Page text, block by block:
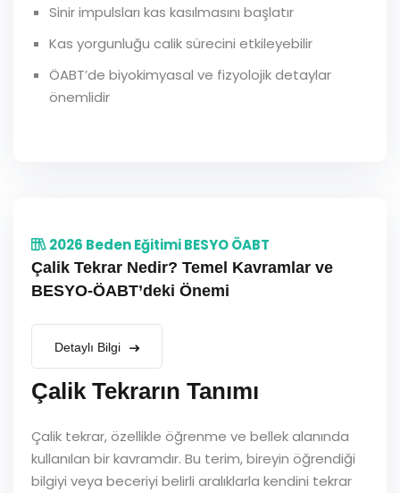
Sinir impulsları kas kasılmasını başlatır
Kas yorgunluğu calik sürecini etkileyebilir
ÖABT’de biyokimyasal ve fizyolojik detaylar
önemlidir
2026 Beden Eğitimi BESYO ÖABT
Çalik Tekrar Nedir? Temel Kavramlar ve
BESYO-ÖABT’deki Önemi
Detaylı Bilgi
Çalik Tekrarın Tanımı
Çalik tekrar, özellikle öğrenme ve bellek alanında
kullanılan bir kavramdır. Bu terim, bireyin öğrendiği
bilgiyi veya beceriyi belirli aralıklarla kendini tekrar